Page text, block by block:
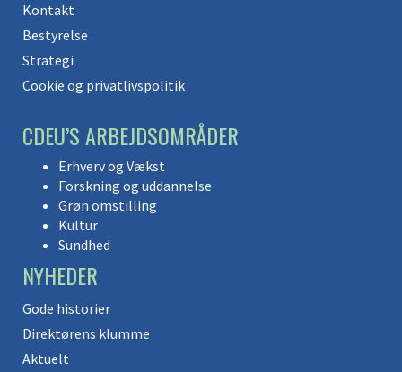
Kontakt
Bestyrelse
Strategi
Cookie og privatlivspolitik
CDEU’S ARBEJDSOMRÅDER
Erhverv og Vækst
Forskning og uddannelse
Grøn omstilling
Kultur
Sundhed
NYHEDER
Gode historier
Direktørens klumme
Aktuelt